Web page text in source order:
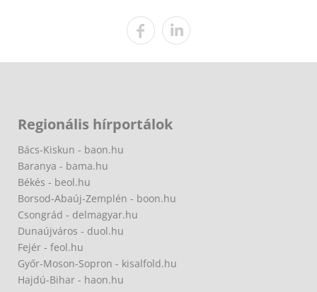
Regionális hírportálok
Bács-Kiskun - baon.hu
Baranya - bama.hu
Békés - beol.hu
Borsod-Abaúj-Zemplén - boon.hu
Csongrád - delmagyar.hu
Dunaújváros - duol.hu
Fejér - feol.hu
Győr-Moson-Sopron - kisalfold.hu
Hajdú-Bihar - haon.hu